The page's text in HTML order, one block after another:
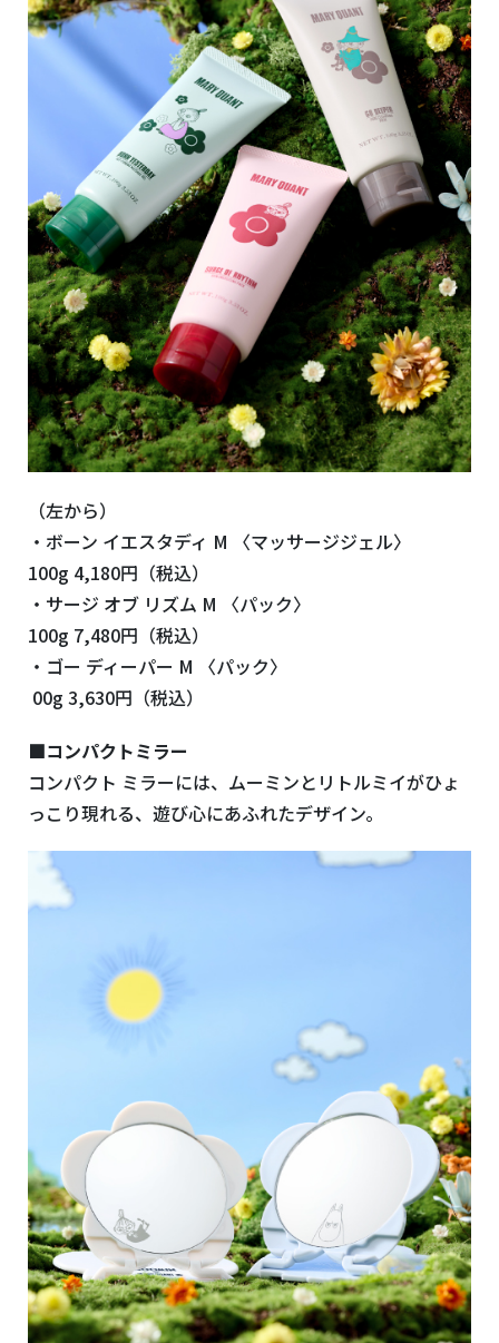
（左から）
・ボーン イエスタディ M 〈マッサージジェル〉
100g 4,180円（税込）
・サージ オブ リズム M 〈パック〉
100g 7,480円（税込）
・ゴー ディーパー M 〈パック〉
00g 3,630円（税込）
■コンパクトミラー
コンパクト ミラーには、ムーミンとリトルミイがひょ
っこり現れる、遊び心にあふれたデザイン。